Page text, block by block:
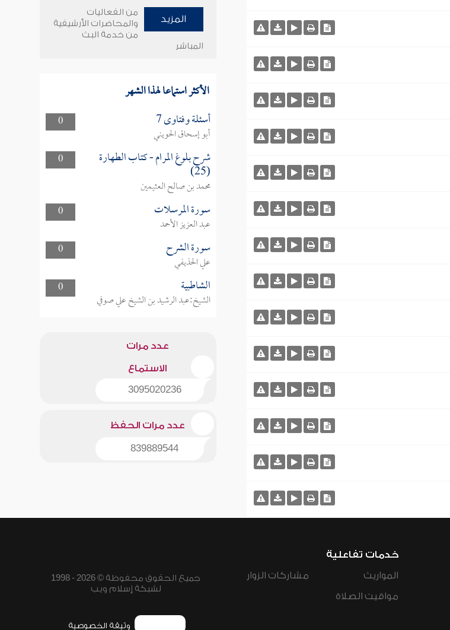
المزيد
من الفعاليات
والمحاضرات الأرشيفية
من خدمة البث
المباشر
الأكثر استماعا لهذا الشهر
0 أسئلة وفتاوى 7
أبو إسحاق الحويني
0
شرح بلوغ المرام - كتاب الطهارة
(25)
محمد بن صالح العثيمين
0
سورة المرسلات
عبد العزيز الأحمد
0
سورة الشرح
علي الحذيفي
0
الشاطبية
الشيخ:عبد الرشيد بن الشيخ علي صوفي
عدد مرات
الاستماع
3095020236
عدد مرات الحفظ
839889544
خدمات تفاعلية
المواريث
مواقيت الصلاة
مشاركات الزوار
جميع الحقوق محفوظة © 2026 - 1998
لشبكة إسلام ويب
وثيقة الخصوصية